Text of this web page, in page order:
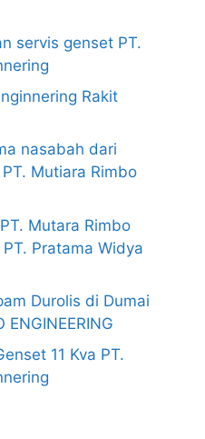
servis genset PT.
Rakit
nasabah dari
Mutiara Rimbo
Mutara Rimbo
Pratama Widya
Durolis di Dumai
ENGINEERING
11 Kva PT.